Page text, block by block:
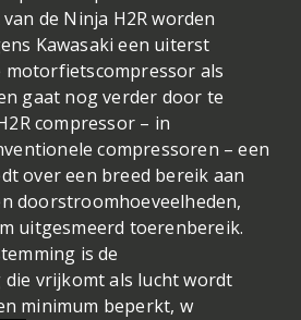
de Ninja H2R worden
Kawasaki een uiterst
als
gaat nog verder door te
compressor – in
compressoren – een
over een breed bereik aan
doorstroomhoeveelheden,
uitgesmeerd toerenbereik.
is de
vrijkomt als lucht wordt
minimum beperkt, w